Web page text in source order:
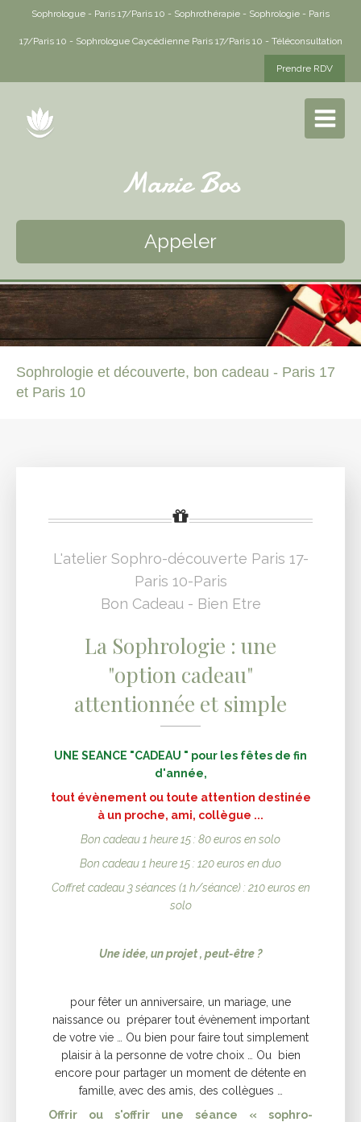
Sophrologue - Paris 17/Paris 10 - Sophrothérapie - Sophrologie - Paris
17/Paris 10 - Sophrologue Caycédienne Paris 17/Paris 10 - Téléconsultation
Prendre RDV
Marie Bos
Appeler
Sophrologie et découverte, bon cadeau - Paris 17
et Paris 10
L'atelier Sophro-découverte Paris 17-
Paris 10-Paris
Bon Cadeau - Bien Etre
La Sophrologie : une
"option cadeau"
attentionnée et simple
UNE SEANCE "CADEAU " pour les fêtes de fin
d'année,
tout évènement ou toute attention destinée
à un proche, ami, collègue ...
Bon cadeau 1 heure 15 : 80 euros en solo
Bon cadeau 1 heure 15 : 120 euros en duo
Coffret cadeau 3 séances (1 h/séance) : 210 euros en
solo
Une idée, un projet , peut-être ?
pour fêter un anniversaire, un mariage, une
naissance ou préparer tout évènement important
de votre vie … Ou bien pour faire tout simplement
plaisir à la personne de votre choix … Ou bien
encore pour partager un moment de détente en
famille, avec des amis, des collègues …
Offrir ou s'offrir une séance « sophro-